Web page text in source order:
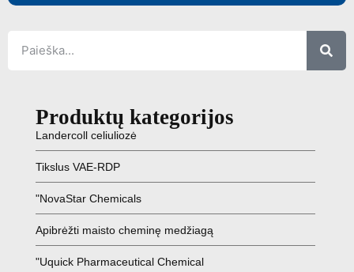
Produktų kategorijos
Landercoll celiuliozė
Tikslus VAE-RDP
"NovaStar Chemicals
Apibrėžti maisto cheminę medžiagą
"Uquick Pharmaceutical Chemical